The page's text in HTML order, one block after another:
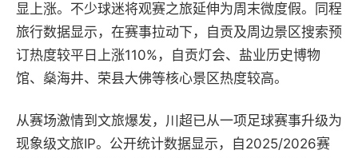
显上涨。不少球迷将观赛之旅延伸为周末微度假。同程
旅行数据显示，在赛事拉动下，自贡及周边景区搜索预
订热度较平日上涨110%，自贡灯会、盐业历史博物
馆、燊海井、荣县大佛等核心景区热度较高。
从赛场激情到文旅爆发，川超已从一项足球赛事升级为
现象级文旅IP。公开统计数据显示，自2025/2026赛